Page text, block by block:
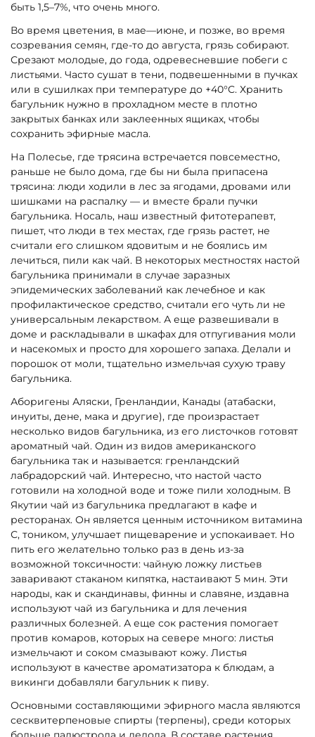
быть 1,5–7%, что очень много.
Во время цветения, в мае—июне, и позже, во время
созревания семян, где-то до августа, грязь собирают.
Срезают молодые, до года, одревесневшие побеги с
листьями. Часто сушат в тени, подвешенными в пучках
или в сушилках при температуре до +40°C. Хранить
багульник нужно в прохладном месте в плотно
закрытых банках или заклеенных ящиках, чтобы
сохранить эфирные масла.
На Полесье, где трясина встречается повсеместно,
раньше не было дома, где бы ни была припасена
трясина: люди ходили в лес за ягодами, дровами или
шишками на распалку — и вместе брали пучки
багульника. Носаль, наш известный фитотерапевт,
пишет, что люди в тех местах, где грязь растет, не
считали его слишком ядовитым и не боялись им
лечиться, пили как чай. В некоторых местностях настой
багульника принимали в случае заразных
эпидемических заболеваний как лечебное и как
профилактическое средство, считали его чуть ли не
универсальным лекарством. А еще развешивали в
доме и раскладывали в шкафах для отпугивания моли
и насекомых и просто для хорошего запаха. Делали и
порошок от моли, тщательно измельчая сухую траву
багульника.
Аборигены Аляски, Гренландии, Канады (атабаски,
инуиты, дене, мака и другие), где произрастает
несколько видов багульника, из его листочков готовят
ароматный чай. Один из видов американского
багульника так и называется: гренландский
лабрадорский чай. Интересно, что настой часто
готовили на холодной воде и тоже пили холодным. В
Якутии чай из багульника предлагают в кафе и
ресторанах. Он является ценным источником витамина
С, тоником, улучшает пищеварение и успокаивает. Но
пить его желательно только раз в день из-за
возможной токсичности: чайную ложку листьев
заваривают стаканом кипятка, настаивают 5 мин. Эти
народы, как и скандинавы, финны и славяне, издавна
используют чай из багульника и для лечения
различных болезней. А еще сок растения помогает
против комаров, которых на севере много: листья
измельчают и соком смазывают кожу. Листья
используют в качестве ароматизатора к блюдам, а
викинги добавляли багульник к пиву.
Основными составляющими эфирного масла являются
сесквитерпеновые спирты (терпены), среди которых